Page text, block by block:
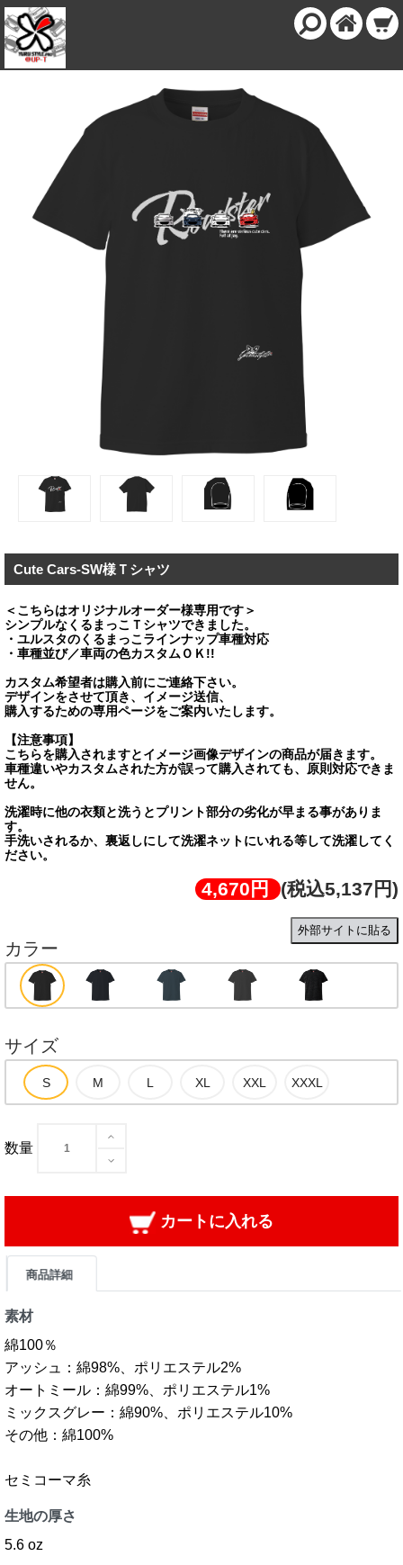
Cute Cars-SW様Ｔシャツ
＜こちらはオリジナルオーダー様専用です＞
シンプルなくるまっこＴシャツできました。
・ユルスタのくるまっこラインナップ車種対応
・車種並び／車両の色カスタムＯＫ!!
カスタム希望者は購入前にご連絡下さい。
デザインをさせて頂き、イメージ送信、
購入するための専用ページをご案内いたします。
【注意事項】
こちらを購入されますとイメージ画像デザインの商品が届きます。
車種違いやカスタムされた方が誤って購入されても、原則対応できま
せん。
洗濯時に他の衣類と洗うとプリント部分の劣化が早まる事がありま
す。
手洗いされるか、裏返しにして洗濯ネットにいれる等して洗濯してく
ださい。
4,670円 (税込5,137円)
外部サイトに貼る
カラー
サイズ
数量
カートに入れる
商品詳細
素材
綿100％
アッシュ：綿98%、ポリエステル2%
オートミール：綿99%、ポリエステル1%
ミックスグレー：綿90%、ポリエステル10%
その他：綿100%
セミコーマ糸
生地の厚さ
5.6 oz